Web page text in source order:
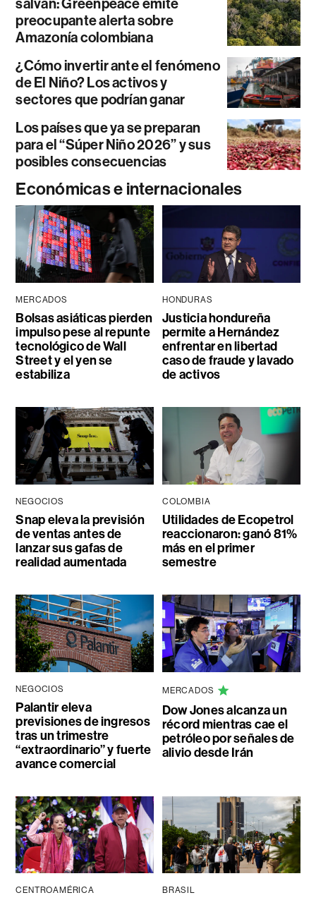
salvan: Greenpeace emite
preocupante alerta sobre
Amazonía colombiana
¿Cómo invertir ante el fenómeno
de El Niño? Los activos y
sectores que podrían ganar
Los países que ya se preparan
para el “Súper Niño 2026” y sus
posibles consecuencias
Económicas e internacionales
MERCADOS
Bolsas asiáticas pierden
impulso pese al repunte
tecnológico de Wall
Street y el yen se
estabiliza
HONDURAS
Justicia hondureña
permite a Hernández
enfrentar en libertad
caso de fraude y lavado
de activos
NEGOCIOS
Snap eleva la previsión
de ventas antes de
lanzar sus gafas de
realidad aumentada
COLOMBIA
Utilidades de Ecopetrol
reaccionaron: ganó 81%
más en el primer
semestre
NEGOCIOS
Palantir eleva
previsiones de ingresos
tras un trimestre
“extraordinario” y fuerte
avance comercial
MERCADOS
Dow Jones alcanza un
récord mientras cae el
petróleo por señales de
alivio desde Irán
CENTROAMÉRICA BRASIL